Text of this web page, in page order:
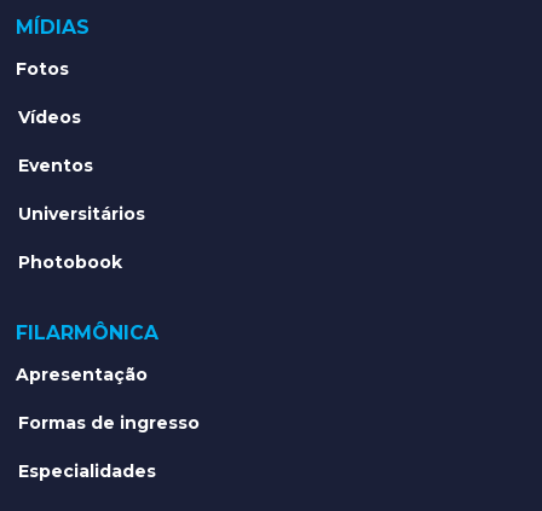
MÍDIAS
Fotos
Vídeos
Eventos
Universitários
Photobook
FILARMÔNICA
Apresentação
Formas de ingresso
Especialidades